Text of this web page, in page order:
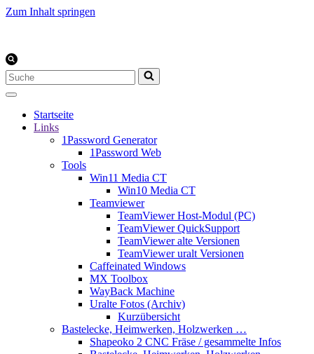
Zum Inhalt springen
Suchen
nach …
Startseite
Links
1Password Generator
1Password Web
Tools
Win11 Media CT
Win10 Media CT
Teamviewer
TeamViewer Host-Modul (PC)
TeamViewer QuickSupport
TeamViewer alte Versionen
TeamViewer uralt Versionen
Caffeinated Windows
MX Toolbox
WayBack Machine
Uralte Fotos (Archiv)
Kurzübersicht
Bastelecke, Heimwerken, Holzwerken …
Shapeoko 2 CNC Fräse / gesammelte Infos